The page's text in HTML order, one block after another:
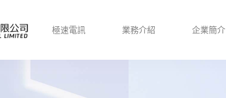
極速電訊 業務介紹 企業簡介